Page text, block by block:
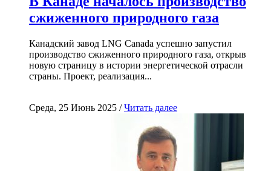
сжиженного природного газа
Канадский завод LNG Canada успешно запустил
производство сжиженного природного газа, открыв
новую страницу в истории энергетической отрасли
страны. Проект, реализация...
Среда, 25 Июнь 2025 /Читать далее